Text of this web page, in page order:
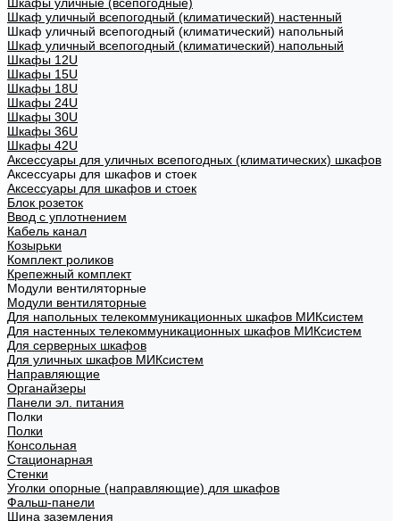
Шкаф уличный всепогодный (климатический) настенный
Шкаф уличный всепогодный (климатический) напольный
Шкаф уличный всепогодный (климатический) напольный
Шкафы 12U
Шкафы 15U
Шкафы 18U
Шкафы 24U
Шкафы 30U
Шкафы 36U
Шкафы 42U
Аксессуары для уличных всепогодных (климатических) шкафов
Аксессуары для шкафов и стоек
Аксессуары для шкафов и стоек
Блок розеток
Ввод с уплотнением
Кабель канал
Козырьки
Комплект роликов
Крепежный комплект
Модули вентиляторные
Модули вентиляторные
Для напольных телекоммуникационных шкафов МИКсистем
Для настенных телекоммуникационных шкафов МИКсистем
Для серверных шкафов
Для уличных шкафов МИКсистем
Направляющие
Органайзеры
Панели эл. питания
Полки
Полки
Консольная
Стационарная
Стенки
Уголки опорные (направляющие) для шкафов
Фальш-панели
Шина заземления